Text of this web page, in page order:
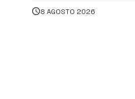
morto in un incidente
8 AGOSTO 2026